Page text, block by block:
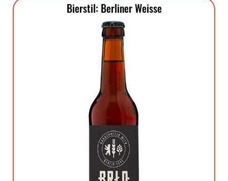
Bierstil: Berliner Weisse